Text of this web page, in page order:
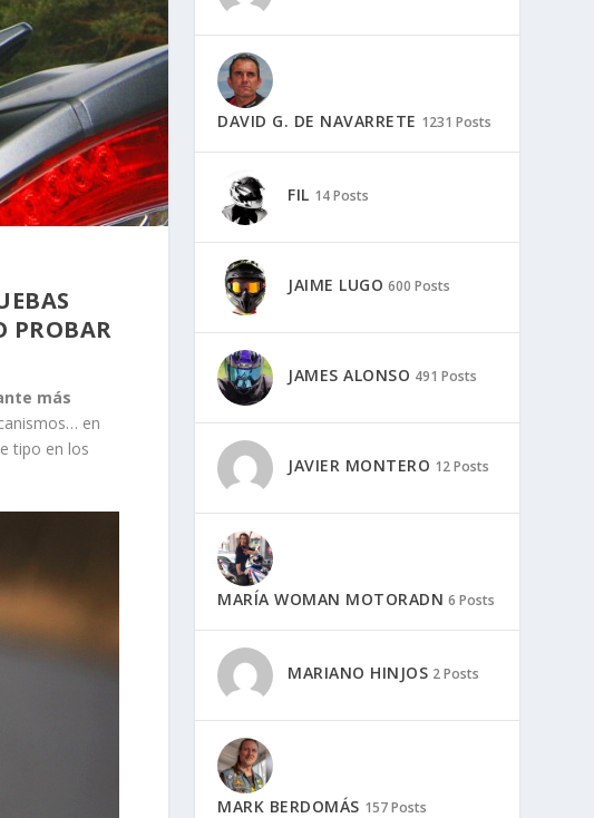
PROBAR
más
en
tipo en los
DAVID G. DE NAVARRETE 1231 Posts
FIL 14 Posts
JAIME LUGO 600 Posts
JAMES ALONSO 491 Posts
JAVIER MONTERO 12 Posts
MARÍA WOMAN MOTORADN 6 Posts
MARIANO HINJOS 2 Posts
MARK BERDOMÁS 157 Posts